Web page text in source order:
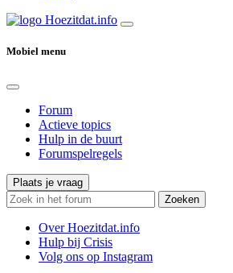
Mobiel menu
Forum
Actieve topics
Hulp in de buurt
Forumspelregels
Plaats je vraag
Zoeken
Over Hoezitdat.info
Hulp bij Crisis
Volg ons op Instagram